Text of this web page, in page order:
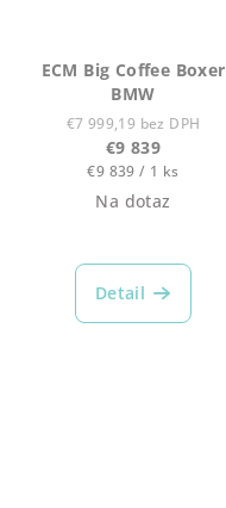
ECM Big Coffee Boxer
BMW
€7 999,19 bez DPH
€9 839
Jednotková
cena:
€9 839 / 1 ks
Na dotaz
Detail